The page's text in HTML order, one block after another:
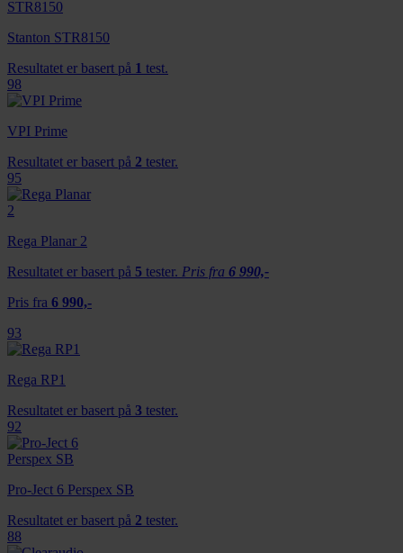
Stanton STR8150
Resultatet er basert på 1 test.
98
VPI Prime
Resultatet er basert på 2 tester.
95
Rega Planar 2
Resultatet er basert på 5 tester. Pris fra 6 990,-
Pris fra 6 990,-
93
Rega RP1
Resultatet er basert på 3 tester.
92
Pro-Ject 6 Perspex SB
Resultatet er basert på 2 tester.
88